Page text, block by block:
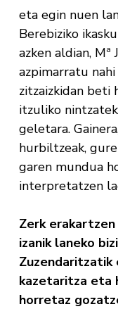
eta egin nuen
Berebiziko
azken aldian, Mª
azpimarratu
zitzaizkidan beti
itzuliko
geletara.
hurbiltzeak,
garen mundua
interpretatzen
Zerk
izanik laneko
Zuzendaritzatik
kazetaritza eta
horretaz